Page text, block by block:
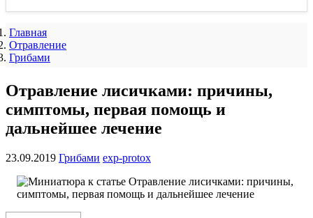
Главная
Отравление
Грибами
Отравление лисичками: причины,
симптомы, первая помощь и
дальнейшее лечение
23.09.2019 Грибами exp-protox